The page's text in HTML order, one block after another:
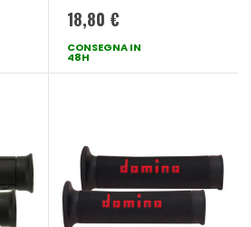
Nero/Grigio 125mm
18,80 €
CONSEGNA IN
48H